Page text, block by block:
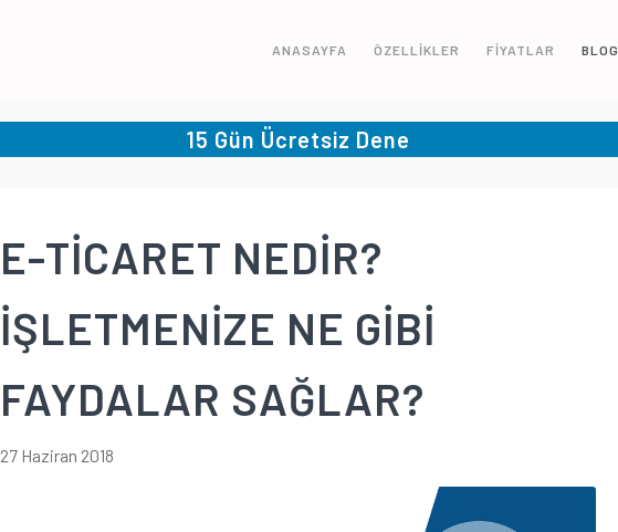
ANASAYFA ÖZELLİKLER FİYATLAR BLOG
15 Gün Ücretsiz Dene
E-TİCARET NEDİR?
İŞLETMENİZE NE GİBİ
FAYDALAR SAĞLAR?
27 Haziran 2018